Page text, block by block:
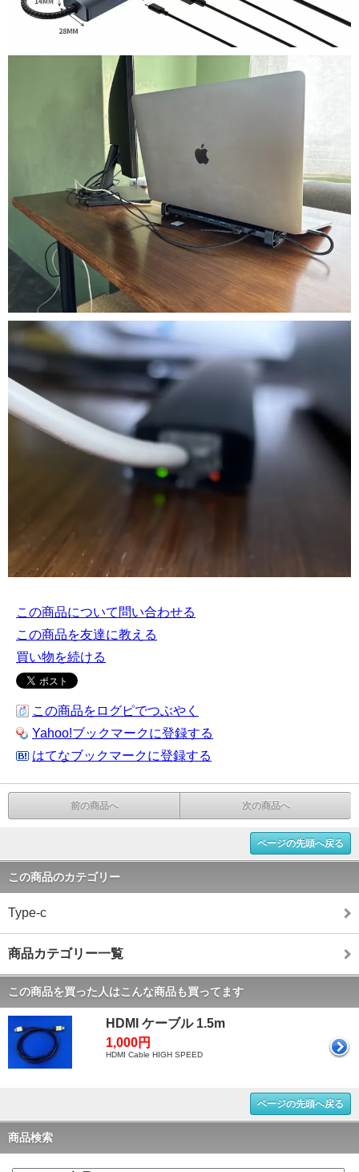
この商品について問い合わせる
この商品を友達に教える
買い物を続ける
この商品をログピでつぶやく
Yahoo!ブックマークに登録する
はてなブックマークに登録する
前の商品へ 次の商品へ
ページの先頭へ戻る
この商品のカテゴリー
Type-c
商品カテゴリー一覧
この商品を買った人はこんな商品も買ってます
HDMI ケーブル 1.5m
1,000円
HDMI Cable HIGH SPEED
ページの先頭へ戻る
商品検索